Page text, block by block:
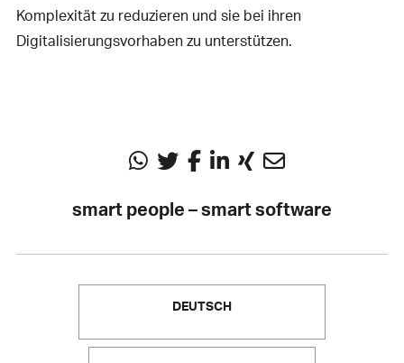
Komplexität zu reduzieren und sie bei ihren
Digitalisierungsvorhaben zu unterstützen.
smart people – smart software
DEUTSCH